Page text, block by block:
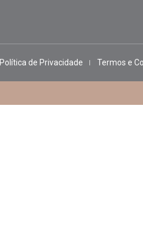
Política de Privacidade Termos e